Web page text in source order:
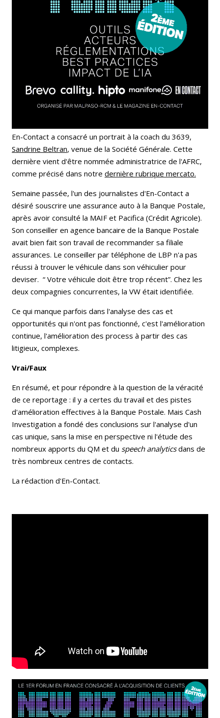
En-Contact a consacré un portrait à la coach du 3639,
Sandrine Beltran, venue de la Société Générale. Cette
dernière vient d'être nommée administratrice de l'AFRC,
comme précisé dans notre dernière rubrique mercato.
Semaine passée, l'un des journalistes d'En-Contact a
désiré souscrire une assurance auto à la Banque Postale,
après avoir consulté la MAIF et Pacifica (Crédit Agricole).
Son conseiller en agence bancaire de la Banque Postale
avait bien fait son travail de recommander sa filiale
assurances. Le conseiller par téléphone de LBP n'a pas
réussi à trouver le véhicule dans son véhiculier pour
deviser. “ Votre véhicule doit être trop récent”. Chez les
deux compagnies concurrentes, la VW était identifiée.
Ce qui manque parfois dans l'analyse des cas et
opportunités qui n'ont pas fonctionné, c'est l'amélioration
continue, l'amélioration des process à partir des cas
litigieux, complexes.
Vrai/Faux
En résumé, et pour répondre à la question de la véracité
de ce reportage : il y a certes du travail et des pistes
d'amélioration effectives à la Banque Postale. Mais Cash
Investigation a fondé des conclusions sur l'analyse d'un
cas unique, sans la mise en perspective ni l'étude des
nombreux apports du QM et du speech analyticsdans de
très nombreux centres de contacts.
La rédaction d'En-Contact.